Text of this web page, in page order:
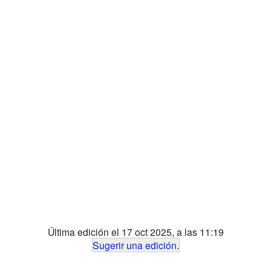
Última edición el 17 oct 2025, a las 11:19
Sugerir una edición.